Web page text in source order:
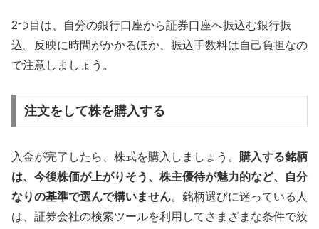
2つ目は、自分の銀行口座から証券口座へ振込む銀行振
込。反映に時間がかかるほか、振込手数料は自己負担なの
で注意しましょう。
注文をして株を購入する
入金が完了したら、株式を購入しましょう。 購入する銘柄
は、今後株価が上がりそう、株主優待が魅力的など、自分
なりの基準で選んで構いません。銘柄選びに迷っている人
は、証券会社の検索ツールを利用してさまざまな条件で絞